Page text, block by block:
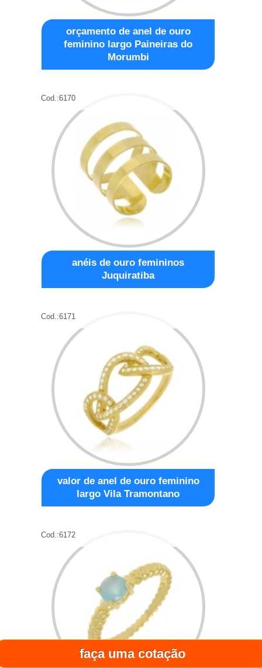
faça uma cotação
orçamento de anel de ouro
feminino largo Paineiras do
Morumbi
Cod.:6170
anéis de ouro femininos
Juquiratiba
Cod.:6171
valor de anel de ouro feminino
largo Vila Tramontano
Cod.:6172